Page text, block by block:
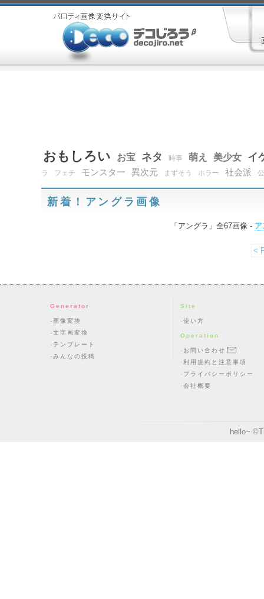
おもしろい お宝 ネタ 時事 萌え 美少女 イ
ラ フェチ モンスター 異次元 まずそう ホラー 社会派
新着！アングラ画像
「アングラ」全67画像 -
<
Generator
画像変換
文字画変換
テンプレート
みんなの投稿
Site
使い方
Operation
お問い合わせ
利用規約と注意事項
プライバシーポリシー
会社概要
hello~ ©